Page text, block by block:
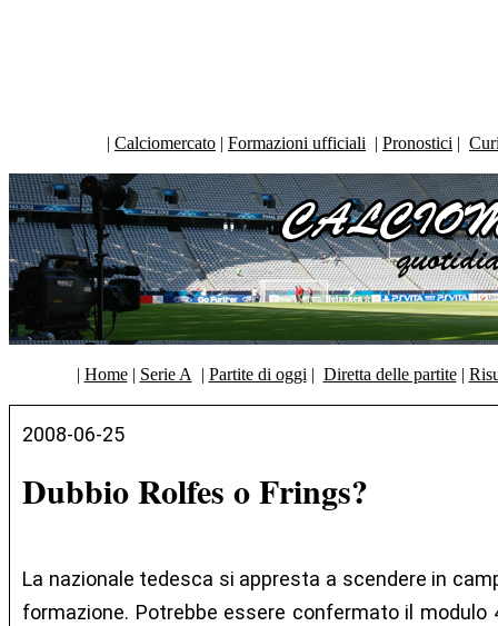
| Calciomercato | Formazioni ufficiali | Pronostici |
| Home| Serie A | Partite di oggi | Diretta delle partite|
2008-06-25
Dubbio Rolfes o Frings?
La nazionale tedesca si appresta a scendere in
formazione. Potrebbe essere confermato il modulo